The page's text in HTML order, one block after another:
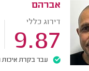
אברהם
דירוג כללי
9.87
עבר בקרת איכות